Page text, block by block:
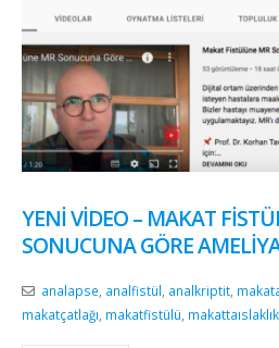
YENI VIDEO – MAKAT
SONUCUNA GÖRE
analapse, analfistül, analkriptit,
makatçatlağı, makatfistülü, makattaıslaklık